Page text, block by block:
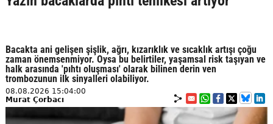
Bacakta ani gelişen şişlik, ağrı, kızarıklık ve sıcaklık artışı çoğu
zaman önemsenmiyor. Oysa bu belirtiler, yaşamsal risk taşıyan ve
halk arasında 'pıhtı oluşması' olarak bilinen derin ven
trombozunun ilk sinyalleri olabiliyor.
08.08.2026 15:04:00
Murat Çorbacı